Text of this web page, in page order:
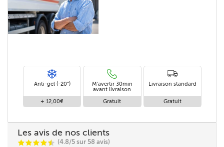
Anti-gel (-20°)
+ 12,00€
M'avertir 30min
avant livraison
Gratuit
Livraison standard
Gratuit
Les avis de nos clients
CCCCi
@ (4.8/5 sur 58 avis)